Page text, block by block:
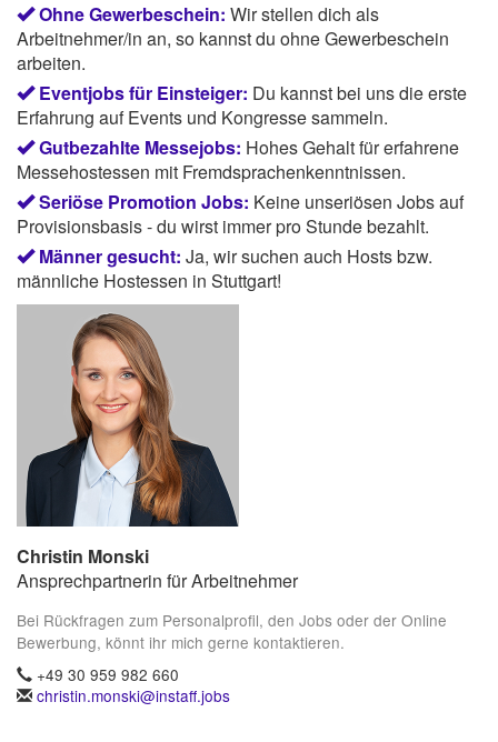
Ohne Gewerbeschein: Wir stellen dich als
Arbeitnehmer/in an, so kannst du ohne Gewerbeschein
arbeiten.
Eventjobs für Einsteiger: Du kannst bei uns die erste
Erfahrung auf Events und Kongresse sammeln.
Gutbezahlte Messejobs: Hohes Gehalt für erfahrene
Messehostessen mit Fremdsprachenkenntnissen.
Seriöse Promotion Jobs: Keine unseriösen Jobs auf
Provisionsbasis - du wirst immer pro Stunde bezahlt.
Männer gesucht: Ja, wir suchen auch Hosts bzw.
männliche Hostessen in Stuttgart!
Christin Monski
Ansprechpartnerin für Arbeitnehmer
Bei Rückfragen zum Personalprofil, den Jobs oder der Online
Bewerbung, könnt ihr mich gerne kontaktieren.
+49 30 959 982 660
christin.monski@instaff.jobs